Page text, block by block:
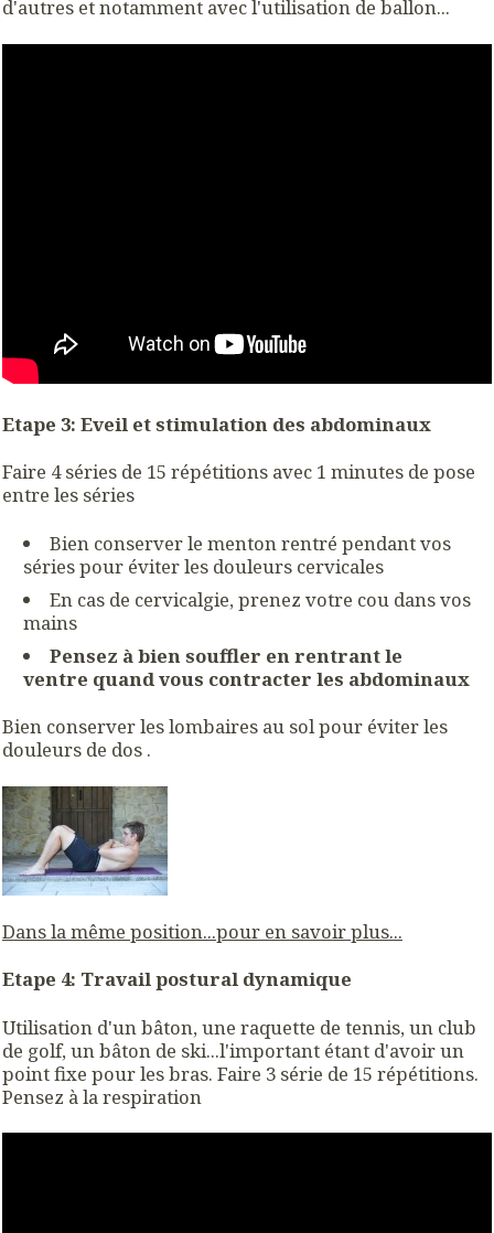
d'autres et notamment avec l'utilisation de ballon...
Etape 3: Eveil et stimulation des abdominaux
Faire 4 séries de 15 répétitions avec 1 minutes de pose
entre les séries
Bien conserver le menton rentré pendant vos
séries pour éviter les douleurs cervicales
En cas de cervicalgie, prenez votre cou dans vos
mains
Pensez à bien souffler en rentrant le
ventre quand vous contracter les abdominaux
Bien conserver les lombaires au sol pour éviter les
douleurs de dos .
Dans la même position...pour en savoir plus...
Etape 4: Travail postural dynamique
Utilisation d'un bâton, une raquette de tennis, un club
de golf, un bâton de ski...l'important étant d'avoir un
point fixe pour les bras. Faire 3 série de 15 répétitions.
Pensez à la respiration